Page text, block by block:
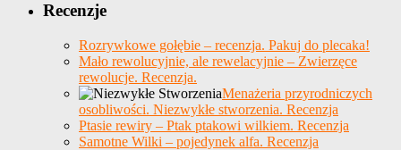
Recenzje
Rozrywkowe gołębie – recenzja. Pakuj do plecaka!
Mało rewolucyjnie, ale rewelacyjnie – Zwierzęce
rewolucje. Recenzja.
Menażeria przyrodniczych
osobliwości. Niezwykłe stworzenia. Recenzja
Ptasie rewiry – Ptak ptakowi wilkiem. Recenzja
Samotne Wilki – pojedynek alfa. Recenzja